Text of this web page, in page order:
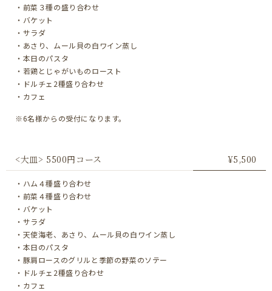
・前菜３種の盛り合わせ
・バケット
・サラダ
・あさり、ムール貝の白ワイン蒸し
・本日のパスタ
・若鶏とじゃがいものロースト
・ドルチェ2種盛り合わせ
・カフェ
※6名様からの受付になります。
<大皿> 5500円コース ¥5,500
・ハム４種盛り合わせ
・前菜４種盛り合わせ
・バケット
・サラダ
・天使海老、あさり、ムール貝の白ワイン蒸し
・本日のパスタ
・豚肩ロースのグリルと季節の野菜のソテー
・ドルチェ2種盛り合わせ
・カフェ